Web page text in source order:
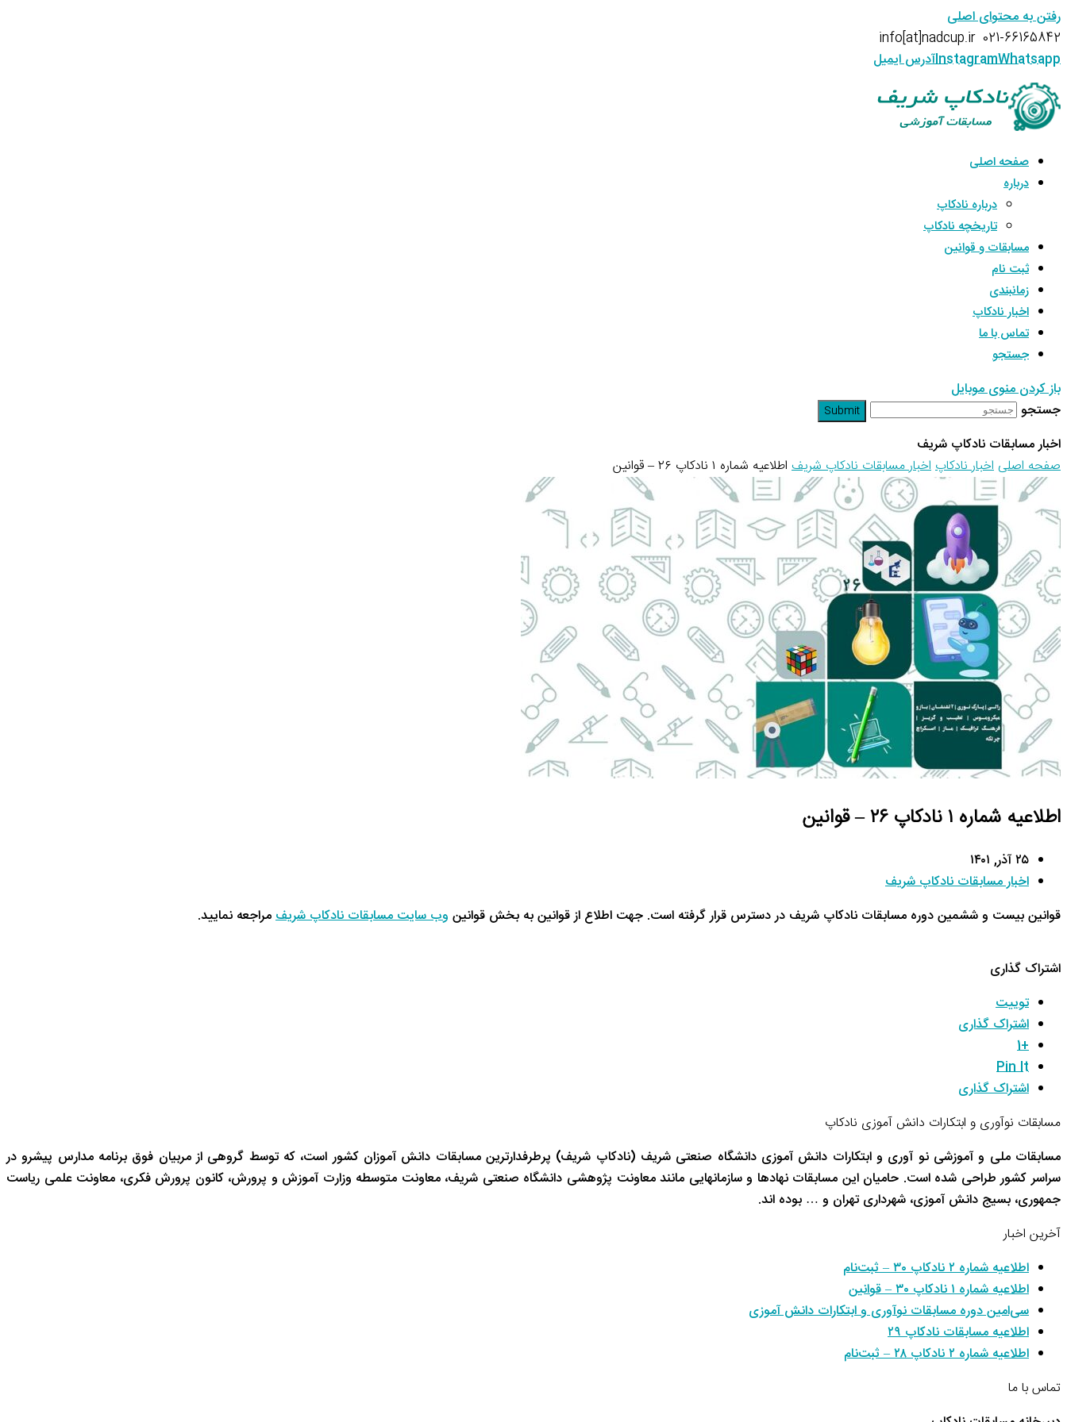
رفتن به محتوای اصلی
021-66165842
info[at]nadcup.ir
InstagramWhatsapp آدرس ایمیل
صفحه اصلی
درباره
درباره نادکاپ
تاریخچه نادکاپ
مسابقات و قوانین
ثبت نام
زمانبندی
اخبار نادکاپ
تماس با ما
جستجو
باز کردن منوی موبایل
جستجو
Submit
اخبار مسابقات نادکاپ شریف
صفحه اصلی اخبار نادکاپاخبار مسابقات نادکاپ شریف اطلاعیه شماره ۱ نادکاپ ۲۶ – قوانین
اطلاعیه شماره ۱ نادکاپ ۲۶ – قوانین
۲۵ آذر, ۱۴۰۱
اخبار مسابقات نادکاپ شریف
قوانین بیست و ششمین دوره مسابقات نادکاپ شریف در دسترس قرار گرفته است. جهت اطلاع از قوانین به بخش قوانین وب سایت مسابقات نادکاپ شریفمراجعه نمایید.
اشتراک گذاری
توییت
اشتراک گذاری
+1
Pin It
اشتراک گذاری
مسابقات نوآوری و ابتکارات دانش آموزی نادکاپ
مسابقات ملی و آموزشی نو آوری و ابتکارات دانش آموزی دانشگاه صنعتی شریف (نادکاپ شریف) پرطرفدارترین مسابقات دانش آموزان کشور است، که توسط گروهی از مربیان فوق برنامه مدارس پیشرو در
سراسر کشور طراحی شده است. حامیان این مسابقات نهادها و سازمانهایی مانند معاونت پژوهشی دانشگاه صنعتی شریف، معاونت متوسطه وزارت آموزش و پرورش، کانون پرورش فکری، معاونت علمی ریاست
جمهوری، بسیج دانش آموزی، شهرداری تهران و … بوده اند.
آخرین اخبار
اطلاعیه شماره ۲ نادکاپ ۳۰ – ثبت‌نام
اطلاعیه شماره ۱ نادکاپ ۳۰ – قوانین
سی‌امین دوره مسابقات نوآوری و ابتکارات دانش آموزی
اطلاعیه مسابقات نادکاپ ۲۹
اطلاعیه شماره ۲ نادکاپ ۲۸ – ثبت‌نام
تماس با ما